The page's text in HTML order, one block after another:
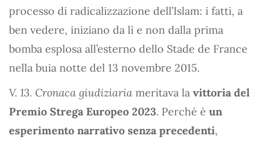
processo di radicalizzazione dell’Islam: i fatti, a
ben vedere, iniziano da lì e non dalla prima
bomba esplosa all’esterno dello Stade de France
nella buia notte del 13 novembre 2015.
V. 13. Cronaca giudiziaria meritava la vittoria del
Premio Strega Europeo 2023. Perché è un
esperimento narrativo senza precedenti,